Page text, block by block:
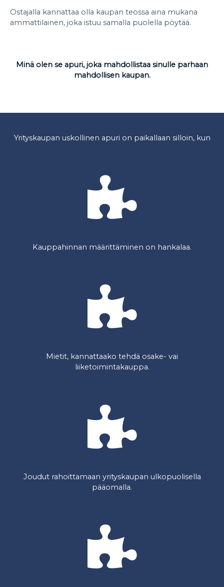
Ostajalla kannattaa olla kaupan teossa aina mukana
ammattilainen, joka istuu samalla puolella pöytää.
Minä olen se apuri, joka mahdollistaa sinulle parhaan
mahdollisen kaupan.
Yrityskaupan uskollinen apuri on paikallaan silloin, kun
Kauppahinnan määrittäminen on hankalaa.
Mietit, kannattaako tehdä osake- vai
liiketoimintakauppa.
Joudut rahoittamaan yrityskaupan ulkopuolisella
pääomalla.